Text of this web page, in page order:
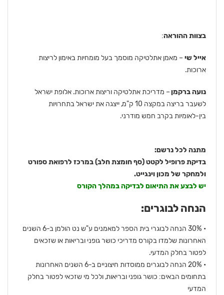
בצוות ההוראה:
אייל שי – מאמן אתלטיקה מוסמך בעל מומחיות באימון לריצות
ארוכות.
נועה ברקמן– מדריכת אתלטיקה וריצות ארוכות. אלופת ישראל
לשעבר בריצה במקצה 10 ק"מ, ייצגה את ישראל בתחרויות
בין-לאומיות בקרב חמש מודרני.
מתנה לכל נרשם:
בדיקת פרופיל לקטט (סף חומצת חלב) במרכז לרפואת ספורט
ולמחקר של מכון וינגייט.
יש לבצע את התיאום לבדיקה במהלך הקורס
הנחה לבוגרים:
• 30% הנחה לבוגרי בית הספר למאמנים ע"ש נט הולמן ב-6 השנים
האחרונות שלמדו בקורס מדריכי כושר גופני ובריאות או שזכאים
לפטור בחלק המדעי.
• 20% הנחה לבוגרים ממוסדות חיצוניים ב-6 השנים האחרונות
בתחומים הבאים: כושר גופני ובריאות, ולכל מי שזכאי לפטור בחלק
המדעי